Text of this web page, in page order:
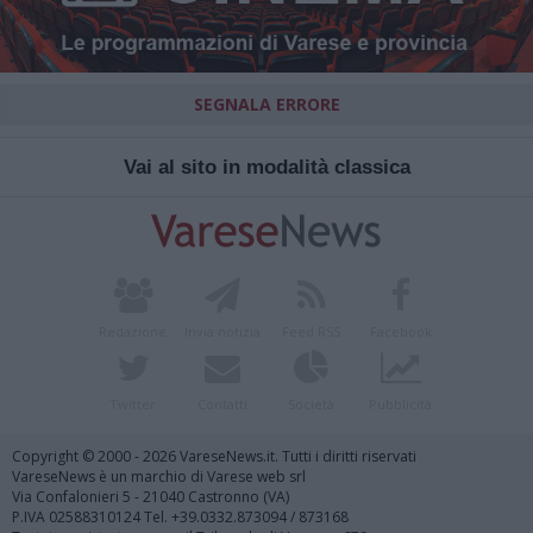
SEGNALA ERRORE
Vai al sito in modalità classica
Copyright © 2000 - 2026 VareseNews.it. Tutti i diritti riservati
VareseNews è un marchio di Varese web srl
Via Confalonieri 5 - 21040 Castronno (VA)
P.IVA 02588310124 Tel. +39.0332.873094 / 873168